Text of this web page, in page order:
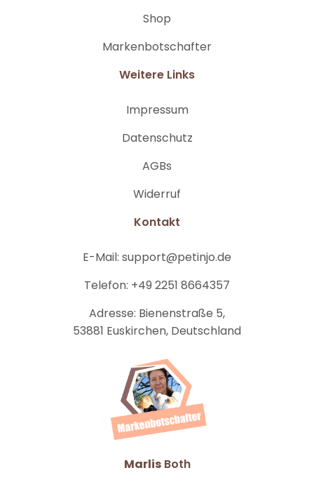
Shop
Markenbotschafter
Weitere Links
Impressum
Datenschutz
AGBs
Widerruf
Kontakt
E-Mail: support@petinjo.de
Telefon: +49 2251 8664357
Adresse: Bienenstraße 5,
53881 Euskirchen, Deutschland
MarlisBoth